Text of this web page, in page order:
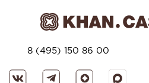
8 (495) 150 86 00